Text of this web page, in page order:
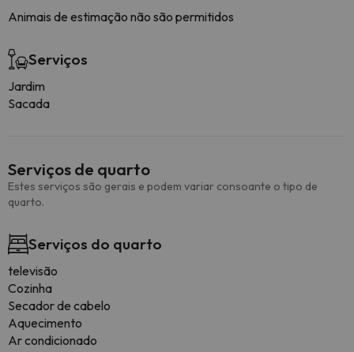
Animais de estimação não são permitidos
Serviços
Jardim
Sacada
Serviços de quarto
Estes serviços são gerais e podem variar consoante o tipo de
quarto.
Serviços do quarto
televisão
Cozinha
Secador de cabelo
Aquecimento
Ar condicionado